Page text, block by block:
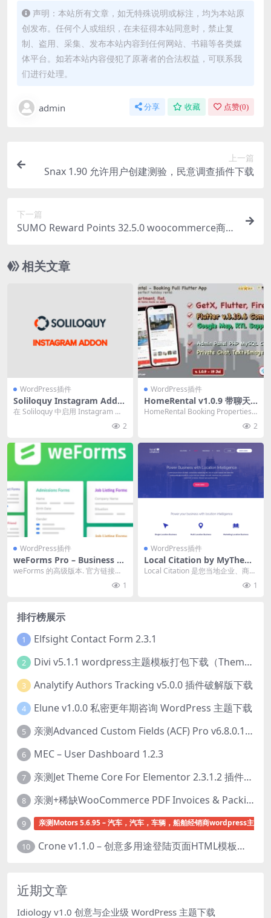
声明：本站所有文章，如无特殊说明或标注，均为本站原
创发布。任何个人或组织，在未征得本站同意时，禁止复
制、盗用、采集、发布本站内容到任何网站、书籍等各类媒
体平台。如若本站内容侵犯了原著者的合法权益，可联系我
们进行处理。
admin 分享 收藏 点赞(0)
上一篇
Snax 1.90 允许用户创建测验，民意调查插件下载
下一篇
SUMO Reward Points 32.5.0 woocommerce商店
相关文章
WordPress插件
Soliloquy Instagram Addo
n 2.3.5
在 Soliloquy 中启用 Instagram 滑
2
WordPress插件
HomeRental v1.0.9 带聊天
功能的完整 Flutter 应用程序
预订属性 |网络管理面板源码
HomeRental Booking Properties
2
WordPress插件
weForms Pro – Business 1.
3.19 wordpress插件下载
weForms 的高级版本. 官方链接：
1
WordPress插件
Local Citation by MyTheme
Shop 1.0.15 主题下载
Local Citation 是您当地企业、商店
1
排行榜展示
1 Elfsight Contact Form 2.3.1
2 Divi v5.1.1 wordpress主题模板打包下载（Theme + Builder+ Extra Theme + Templates + Layouts + PSD）
3 Analytify Authors Tracking v5.0.0 插件破解版下载
4 Elune v1.0.0 私密更年期咨询 WordPress 主题下载
5 亲测Advanced Custom Fields (ACF) Pro v6.8.0.1 + Advanced Custom Fields: Extended PRO v0.9.2.3 | 网站开发自定义字段插件下载
6 MEC – User Dashboard 1.2.3
7 亲测Jet Theme Core For Elementor 2.3.1.2 插件下载
8 亲测+稀缺WooCommerce PDF Invoices & Packing Slips Professional v2.20.0 + Templates v2.25.1 [by WpOverNight] WooCommerce PDF 发票和装箱单插件下载
9 亲测Motors 5.6.95 – 汽车，汽车，车辆，船舶经销商wordpress主题下
10 Crone v1.1.0 – 创意多用途登陆页面HTML模板下载
近期文章
Idiology v1.0 创意与企业级 WordPress 主题下载